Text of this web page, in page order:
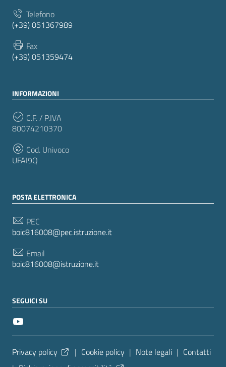
Telefono
(+39) 051367989
Fax
(+39) 051359474
INFORMAZIONI
C.F. / P.IVA
80074210370
Cod. Univoco
UFAI9Q
POSTA ELETTRONICA
PEC
boic816008@pec.istruzione.it
Email
boic816008@istruzione.it
SEGUICI SU
Sezione Link Utili
Privacy policy | Cookie policy | Note legali | Contatti